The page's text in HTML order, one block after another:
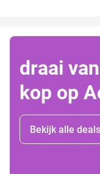
draai
kop op
Bekijk alle